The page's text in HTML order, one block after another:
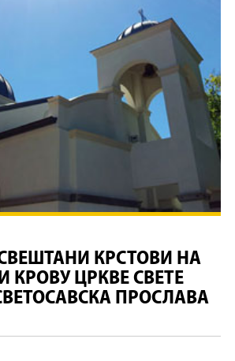
КРСТОВИ НА
КРОВУ ЦРКВЕ СВЕТЕ
ПРОСЛАВА